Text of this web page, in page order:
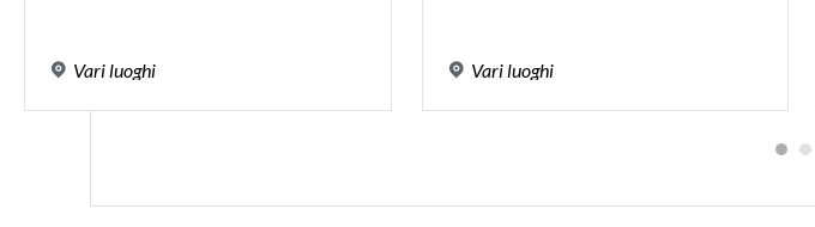
Variluoghi Variluoghi